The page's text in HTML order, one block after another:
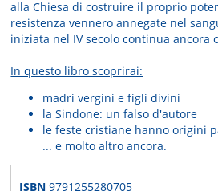
alla Chiesa di costruire il proprio
resistenza vennero annegate nel
iniziata nel IV secolo continua ancora
In questo libro scoprirai:
madri vergini e figli divini
la Sindone: un falso d'autore
le feste cristiane hanno origini
... e molto altro ancora.
ISBN9791255280705